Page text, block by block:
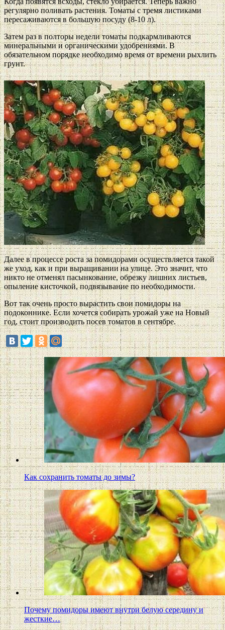
регулярно поливать растения. Томаты с тремя листиками
пересаживаются в большую посуду (8-10 л).
Затем раз в полторы недели томаты подкармливаются
минеральными и органическими удобрениями. В
обязательном порядке необходимо время от времени рыхлить
грунт.
Далее в процессе роста за помидорами осуществляется такой
же уход, как и при выращивании на улице. Это значит, что
никто не отменял пасынкование, обрезку лишних листьев,
опыление кисточкой, подвязывание по необходимости.
Вот так очень просто вырастить свои помидоры на
подоконнике. Если хочется собирать урожай уже на Новый
год, стоит производить посев томатов в сентябре.
Как сохранить томаты до зимы?
Почему помидоры имеют внутри белую середину и
жесткие…